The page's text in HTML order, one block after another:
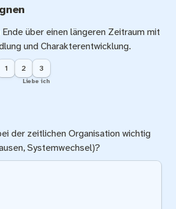
über einen längeren Zeitraum mit
und Charakterentwicklung.
1 2 3
Liebe ich
der zeitlichen Organisation wichtig
Systemwechsel)?